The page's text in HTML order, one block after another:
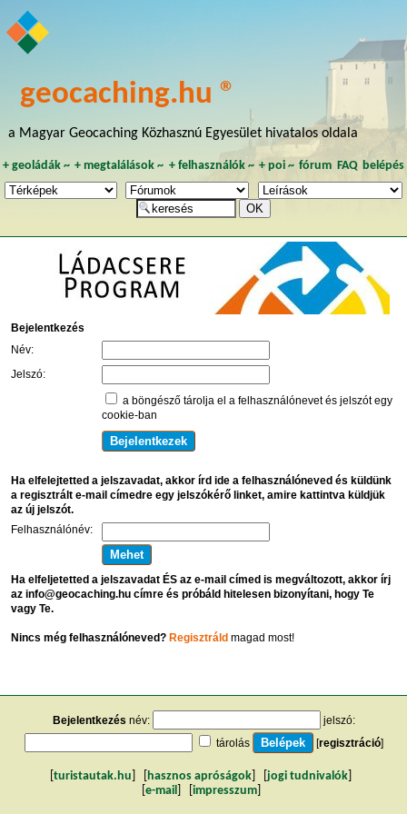
geocaching.hu ®
a Magyar Geocaching Közhasznú Egyesület hivatalos oldala
+ geoládák~ +megtalálások ~ + felhasználók~ + poi~ fórum FAQ belépés
Bejelentkezés
Név:
Jelszó:
a böngésző tárolja el a felhasználónevet és jelszót egy
cookie-ban
Ha elfelejtetted a jelszavadat, akkor írd ide a felhasználóneved és küldünk
a regisztrált e-mail címedre egy jelszókérő linket, amire kattintva küldjük
az új jelszót.
Felhasználónév:
Ha elfeljetetted a jelszavadat ÉS az e-mail címed is megváltozott, akkor írj
az info@geocaching.hu címre és próbáld hitelesen bizonyítani, hogy Te
vagy Te.
Nincs még felhasználóneved? Regisztráldmagad most!
Bejelentkezés név:
jelszó:
tárolás
[regisztráció]
turistautak.hu hasznos apróságok jogi tudnivalók
e-mail impresszum]